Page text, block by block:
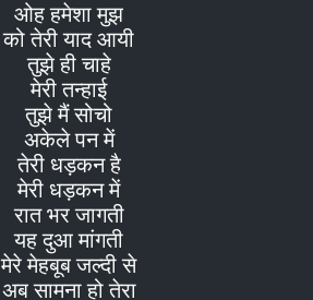
ओह हमेशा मुझ
को तेरी याद आयी
तुझे ही चाहे
मेरी तन्हाई
तुझे मैं सोचो
अकेले पन में
तेरी धड़कन है
मेरी धड़कन में
रात भर जागती
यह दुआ मांगती
मेरे मेहबूब जल्दी से
अब सामना हो तेरा